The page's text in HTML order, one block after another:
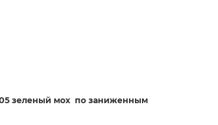
зеленый мох по заниженным